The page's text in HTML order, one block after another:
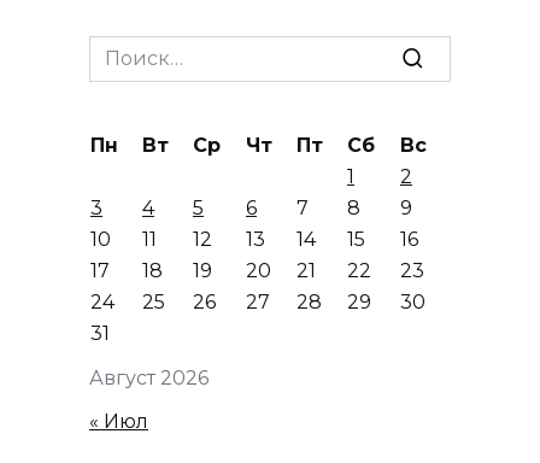
Search
for:
Август 2026
Пн Вт Ср Чт Пт Сб
Вс
1
2
3
4 5 6 7 8
9
10
11 12 13 14 15
16
17
18 19 20 21 22
23
24
25 26 27 28 29
30
31
« Июл